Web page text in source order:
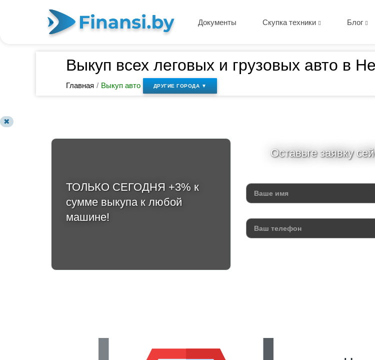
Документы Скупка техники Блог
✖
Выкуп всех леговых и грузовых авто в
Главная / Выкуп авто ДРУГИЕ ГОРОДА ▼
ТОЛЬКО СЕГОДНЯ +3% к
сумме выкупа к любой
машине!
Оставьте заявку